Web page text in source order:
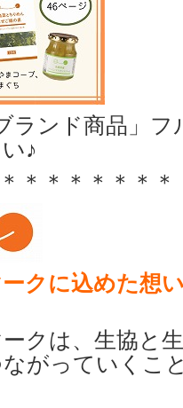
ランド商品」
♪
＊＊＊＊＊＊＊
クに込めた想
クは、生協と
がっていくこ